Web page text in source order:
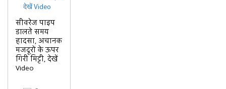
सीवरेज पाइप
डालते समय
हादसा, अचानक
मजदूरों के ऊपर
गिरी मिट्टी, देखें
Video